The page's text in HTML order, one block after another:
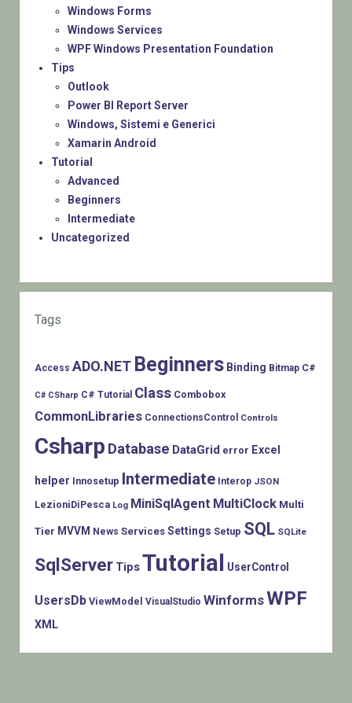
Windows Forms
Windows Services
WPF Windows Presentation Foundation
Tips
Outlook
Power BI Report Server
Windows, Sistemi e Generici
Xamarin Android
Tutorial
Advanced
Beginners
Intermediate
Uncategorized
Tags
Access ADO.NET Beginners Binding Bitmap C#
C# CSharp C# Tutorial Class Combobox
CommonLibraries ConnectionsControl Controls
Csharp Database DataGrid error Excel
helper Innosetup Intermediate Interop JSON
LezioniDiPesca Log MiniSqlAgent MultiClock Multi
Tier MVVM News Services Settings Setup SQL SQLite
SqlServer TipsTutorial UserControl
UsersDb ViewModel VisualStudio WinformsWPF
XML